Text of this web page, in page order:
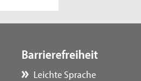
Barrierefreiheit
Leichte Sprache